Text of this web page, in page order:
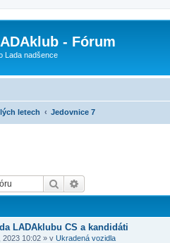
- Fórum
Lada nadšence
letech Jedovnice 7
Hledat
LADAklubu CS a kandidáti
2023 10:02 » v Ukradená vozidla